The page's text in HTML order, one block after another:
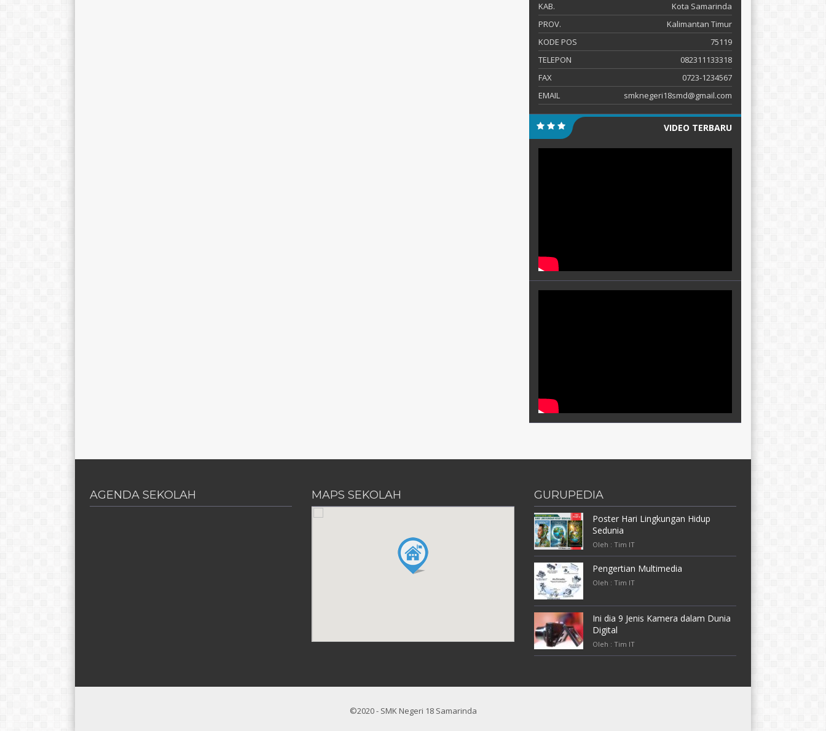
KAB.
Kota Samarinda
PROV.
Kalimantan Timur
KODE POS
75119
TELEPON
082311133318
FAX
0723-1234567
EMAIL
smknegeri18smd@gmail.com
VIDEO TERBARU
AGENDA SEKOLAH MAPS SEKOLAH GURUPEDIA
Poster Hari Lingkungan Hidup
Sedunia
Oleh : Tim IT
Pengertian Multimedia
Oleh : Tim IT
Ini dia 9 Jenis Kamera dalam Dunia
Digital
Oleh : Tim IT
©2020 - SMK Negeri 18 Samarinda